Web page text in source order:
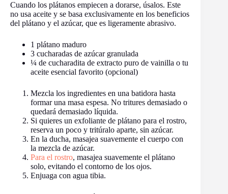
Cuando los plátanos empiecen a dorarse, úsalos. Este
no usa aceite y se basa exclusivamente en los beneficios
del plátano y el azúcar, que es ligeramente abrasivo.
1 plátano maduro
3 cucharadas de azúcar granulada
¼ de cucharadita de extracto puro de vainilla o tu
aceite esencial favorito (opcional)
Mezcla los ingredientes en una batidora hasta
formar una masa espesa. No tritures demasiado o
quedará demasiado líquida.
Si quieres un exfoliante de plátano para el rostro,
reserva un poco y tritúralo aparte, sin azúcar.
En la ducha, masajea suavemente el cuerpo con
la mezcla de azúcar.
Para el rostro, masajea suavemente el plátano
solo, evitando el contorno de los ojos.
Enjuaga con agua tibia.